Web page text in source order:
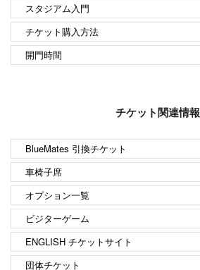
スタジアム入門
チケット購入方法
開門時間
チケット関連情報
BlueMates 引換チケット
車椅子席
オプション一覧
ビジターゲーム
ENGLISH チケットサイト
団体チケット